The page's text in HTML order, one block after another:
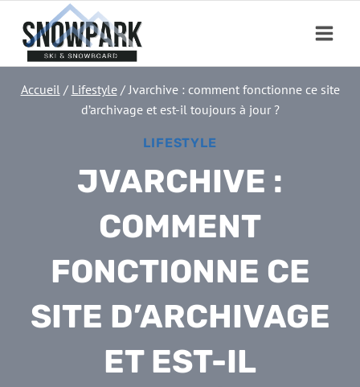
contenu
Accueil / Lifestyle / Jvarchive : comment fonctionne ce site
d’archivage et est-il toujours à jour ?
LIFESTYLE
JVARCHIVE :
COMMENT
FONCTIONNE CE
SITE D’ARCHIVAGE
ET EST-IL